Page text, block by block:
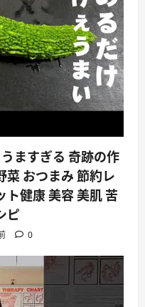
ますぎる 奇跡の作
菜 おつまみ 節約レ
ト健康 美容 美肌 苦
ピ
0